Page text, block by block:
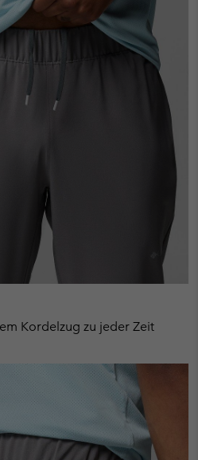
Kordelzug zu jeder Zeit